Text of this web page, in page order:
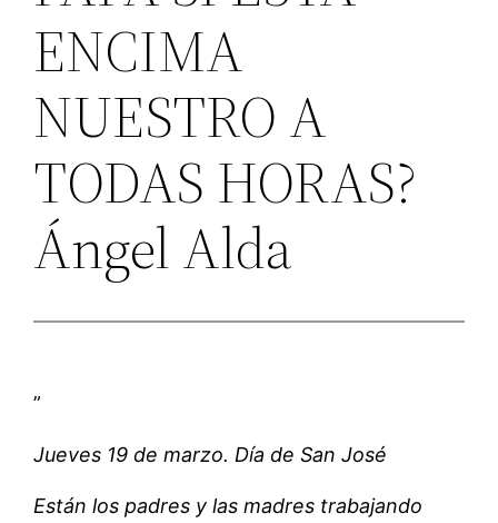
ENCIMA
NUESTRO A
TODAS HORAS?
Ángel Alda
”
Jueves 19 de marzo. Día de San José
Están los padres y las madres trabajando